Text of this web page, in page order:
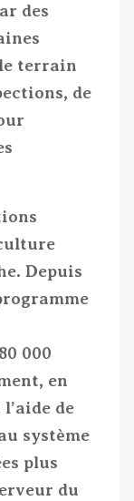
des
terrain
de
Depuis
000
en
de
système
plus
du